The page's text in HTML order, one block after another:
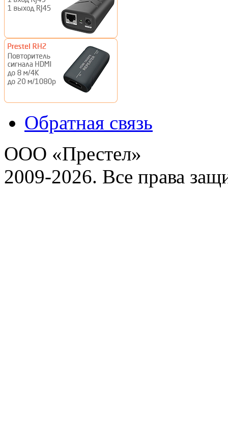
Обратная связь
ООО «Престел»
2009-2026. Все права